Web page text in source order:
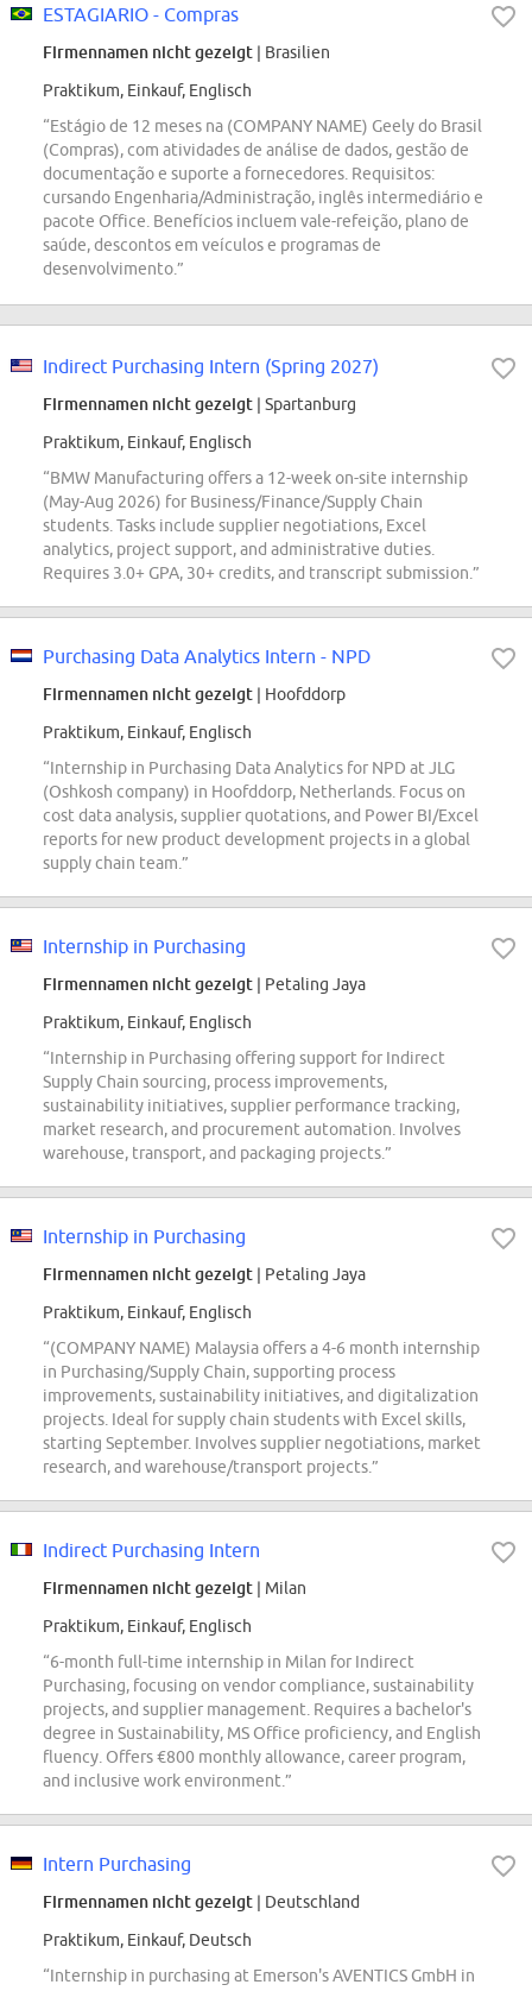
ESTAGIARIO - Compras
Firmennamen nicht gezeigt | Brasilien
Praktikum, Einkauf, Englisch
“Estágio de 12 meses na (COMPANY NAME) Geely do Brasil
(Compras), com atividades de análise de dados, gestão de
documentação e suporte a fornecedores. Requisitos:
cursando Engenharia/Administração, inglês intermediário e
pacote Office. Benefícios incluem vale-refeição, plano de
saúde, descontos em veículos e programas de
desenvolvimento.”
Indirect Purchasing Intern (Spring 2027)
Firmennamen nicht gezeigt | Spartanburg
Praktikum, Einkauf, Englisch
“BMW Manufacturing offers a 12-week on-site internship
(May-Aug 2026) for Business/Finance/Supply Chain
students. Tasks include supplier negotiations, Excel
analytics, project support, and administrative duties.
Requires 3.0+ GPA, 30+ credits, and transcript submission.”
Purchasing Data Analytics Intern - NPD
Firmennamen nicht gezeigt | Hoofddorp
Praktikum, Einkauf, Englisch
“Internship in Purchasing Data Analytics for NPD at JLG
(Oshkosh company) in Hoofddorp, Netherlands. Focus on
cost data analysis, supplier quotations, and Power BI/Excel
reports for new product development projects in a global
supply chain team.”
Internship in Purchasing
Firmennamen nicht gezeigt | Petaling Jaya
Praktikum, Einkauf, Englisch
“Internship in Purchasing offering support for Indirect
Supply Chain sourcing, process improvements,
sustainability initiatives, supplier performance tracking,
market research, and procurement automation. Involves
warehouse, transport, and packaging projects.”
Internship in Purchasing
Firmennamen nicht gezeigt | Petaling Jaya
Praktikum, Einkauf, Englisch
“(COMPANY NAME) Malaysia offers a 4-6 month internship
in Purchasing/Supply Chain, supporting process
improvements, sustainability initiatives, and digitalization
projects. Ideal for supply chain students with Excel skills,
starting September. Involves supplier negotiations, market
research, and warehouse/transport projects.”
Indirect Purchasing Intern
Firmennamen nicht gezeigt | Milan
Praktikum, Einkauf, Englisch
“6-month full-time internship in Milan for Indirect
Purchasing, focusing on vendor compliance, sustainability
projects, and supplier management. Requires a bachelor's
degree in Sustainability, MS Office proficiency, and English
fluency. Offers €800 monthly allowance, career program,
and inclusive work environment.”
Intern Purchasing
Firmennamen nicht gezeigt | Deutschland
Praktikum, Einkauf, Deutsch
“Internship in purchasing at Emerson's AVENTICS GmbH in